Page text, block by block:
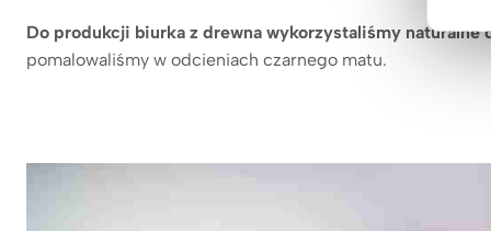
Do produkcji biurka z drewna wykorzystaliśmy naturalne
pomalowaliśmy w odcieniach czarnego matu.